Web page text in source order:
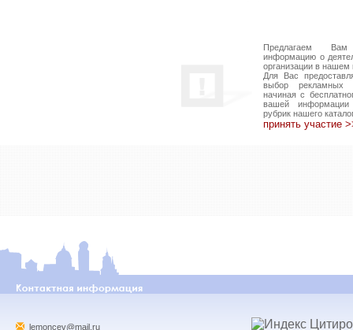
Предлагаем Вам
информацию о
организации в нашем
Для Вас
выбор рекламных
начиная с
вашей
рубрик нашего
принять участие
lemoncev@mail.ru